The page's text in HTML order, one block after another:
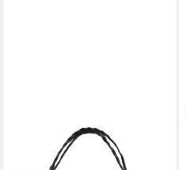
Schultertasche, Polyurethan